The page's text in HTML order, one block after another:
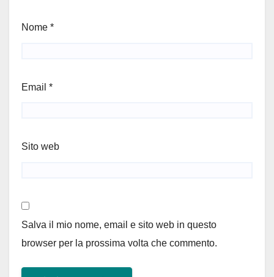
Nome *
Email *
Sito web
Salva il mio nome, email e sito web in questo
browser per la prossima volta che commento.